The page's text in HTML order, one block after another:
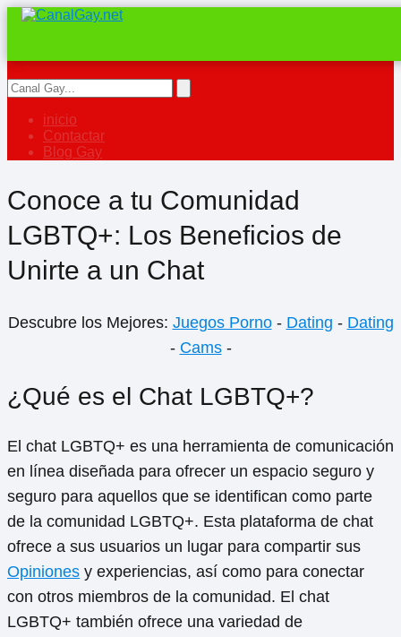
inicio
Contactar
Blog Gay
Conoce a tu Comunidad
LGBTQ+: Los Beneficios de
Unirte a un Chat
Descubre los Mejores: Juegos Porno- Dating - Dating
- Cams-
¿Qué es el Chat LGBTQ+?
El chat LGBTQ+ es una herramienta de comunicación
en línea diseñada para ofrecer un espacio seguro y
seguro para aquellos que se identifican como parte
de la comunidad LGBTQ+. Esta plataforma de chat
ofrece a sus usuarios un lugar para compartir sus
Opiniones y experiencias, así como para conectar
con otros miembros de la comunidad. El chat
LGBTQ+ también ofrece una variedad de